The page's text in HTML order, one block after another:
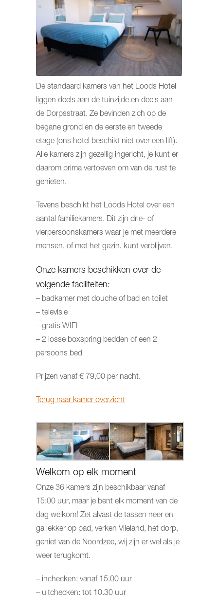
De standaard kamers van het Loods Hotel
liggen deels aan de tuinzijde en deels aan
de Dorpsstraat. Ze bevinden zich op de
begane grond en de eerste en tweede
etage (ons hotel beschikt niet over een lift).
Alle kamers zijn gezellig ingericht, je kunt er
daarom prima vertoeven om van de rust te
genieten.
Tevens beschikt het Loods Hotel over een
aantal familiekamers. Dit zijn drie- of
vierpersoonskamers waar je met meerdere
mensen, of met het gezin, kunt verblijven.
Onze kamers beschikken over de
volgende faciliteiten:
– badkamer met douche of bad en toilet
– televisie
– gratis WIFI
– 2 losse boxspring bedden of een 2
persoons bed
Prijzen vanaf € 79,00 per nacht.
Terug naar kamer overzicht
Welkom op elk moment
Onze 36 kamers zijn beschikbaar vanaf
15:00 uur, maar je bent elk moment van de
dag welkom! Zet alvast de tassen neer en
ga lekker op pad, verken Vlieland, het dorp,
geniet van de Noordzee, wij zijn er wel als je
weer terugkomt.
– inchecken: vanaf 15.00 uur
– uitchecken: tot 10.30 uur